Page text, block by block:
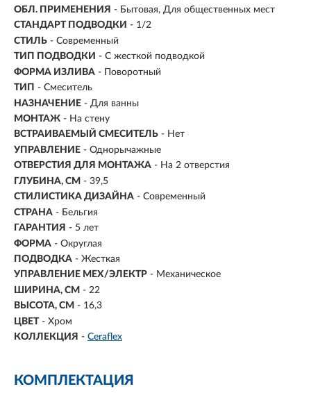
ОБЛ. ПРИМЕНЕНИЯ - Бытовая, Для общественных мест
СТАНДАРТ ПОДВОДКИ - 1/2
СТИЛЬ - Современный
ТИП ПОДВОДКИ - С жесткой подводкой
ФОРМА ИЗЛИВА - Поворотный
ТИП - Смеситель
НАЗНАЧЕНИЕ - Для ванны
МОНТАЖ - На стену
ВСТРАИВАЕМЫЙ СМЕСИТЕЛЬ - Нет
УПРАВЛЕНИЕ - Однорычажные
ОТВЕРСТИЯ ДЛЯ МОНТАЖА - На 2 отверстия
ГЛУБИНА, СМ - 39,5
СТИЛИСТИКА ДИЗАЙНА - Современный
СТРАНА - Бельгия
ГАРАНТИЯ - 5 лет
ФОРМА - Округлая
ПОДВОДКА - Жесткая
УПРАВЛЕНИЕ МЕХ/ЭЛЕКТР - Механическое
ШИРИНА, СМ - 22
ВЫСОТА, СМ - 16,3
ЦВЕТ - Хром
КОЛЛЕКЦИЯ - Ceraflex
КОМПЛЕКТАЦИЯ